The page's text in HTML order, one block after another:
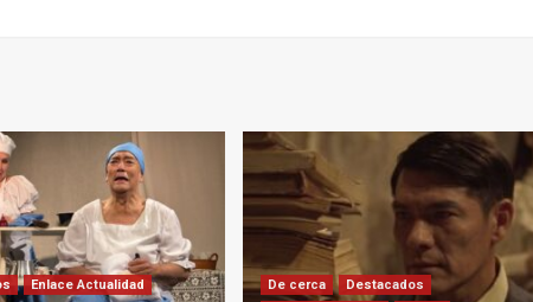
Enlace Actualidad
De cerca
Destacados